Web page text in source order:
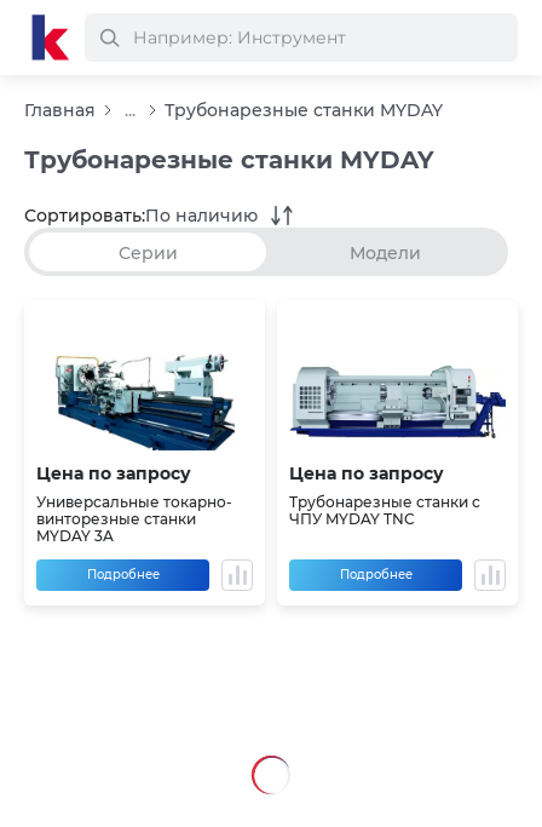
Главная ... Трубонарезные станки MYDAY
Трубонарезные станки MYDAY
Серии Модели
Сортировать:По наличию
Цена по запросу
Универсальные токарно-
винторезные станки
MYDAY 3A
Подробнее
Цена по запросу
Трубонарезные станки с
ЧПУ MYDAY TNC
Подробнее